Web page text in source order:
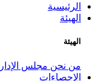
الرئيسية
الهيئة
الهيئة
من نحن مجلس
الإحصاءات